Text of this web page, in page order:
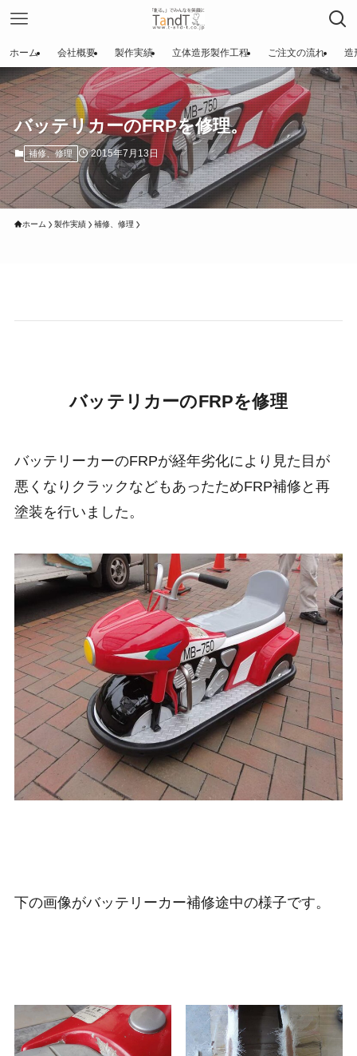
ホーム 会社概要 製作実績 立体造形製作工程 ご注文の流れ 造
バッテリカーのFRPを修理。
補修、修理 2015年7月13日
ホーム 製作実績 補修、修理
バッテリカーのFRPを修理
バッテリーカーのFRPが経年劣化により見た目が
悪くなりクラックなどもあったためFRP補修と再
塗装を行いました。
下の画像がバッテリーカー補修途中の様子です。